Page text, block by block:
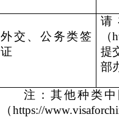
外交、公务类签
证
提
部
注：其他种类
（https://